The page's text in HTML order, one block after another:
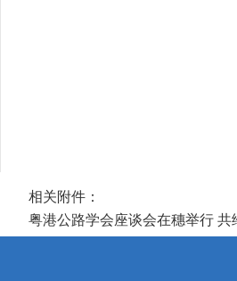
相关附件：
粤港公路学会座谈会在穗举行